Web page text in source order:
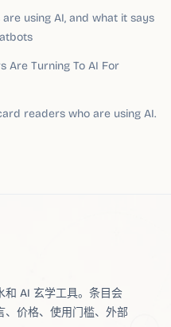
using AI, and what it says
Are Turning To AI For
readers who are using AI.
和 AI 玄学工具。条目会
、价格、使用门槛、外部